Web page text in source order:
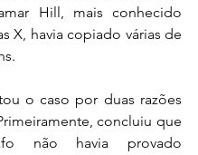
Hill, mais conhecido
X, havia copiado várias de
o caso por duas razões
concluiu que
não havia provado